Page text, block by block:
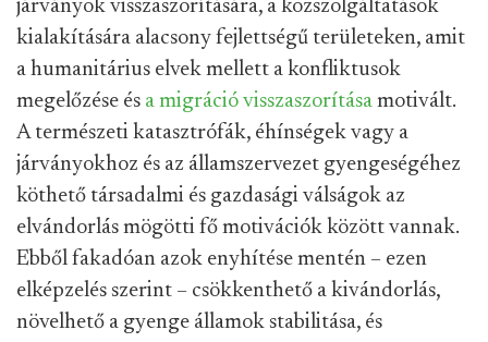
járványok visszaszorítására, a közszolgáltatások
kialakítására alacsony fejlettségű területeken, amit
a humanitárius elvek mellett a konfliktusok
megelőzése és a migráció visszaszorítása motivált.
A természeti katasztrófák, éhínségek vagy a
járványokhoz és az államszervezet gyengeségéhez
köthető társadalmi és gazdasági válságok az
elvándorlás mögötti fő motivációk között vannak.
Ebből fakadóan azok enyhítése mentén – ezen
elképzelés szerint – csökkenthető a kivándorlás,
növelhető a gyenge államok stabilitása, és